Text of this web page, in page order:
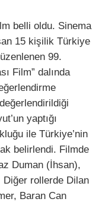
belli oldu. Sinema
15 kişilik Türkiye
99.
Film” dalında
yaptığı
ile Türkiye’nin
belirlendi. Filmde
Duman (İhsan),
rollerde Dilan
Baran Can